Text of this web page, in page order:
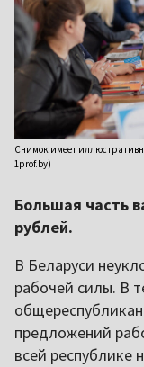
Снимок имеет
1prof.by)
Большая часть
рублей.
В Беларуси
рабочей силы. В
предложений
всей республике